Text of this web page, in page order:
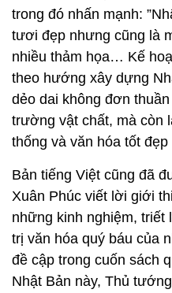
trong đó nhấn mạnh:
tươi đẹp nhưng cũng là
nhiều thảm họa… Kế
theo hướng xây dựng
dẻo dai không đơn
trường vật chất, mà còn
thống và văn hóa tốt đẹp
Bản tiếng Việt cũng đã
Xuân Phúc viết lời giới
những kinh nghiệm, triết
trị văn hóa quý báu của
đề cập trong cuốn sách
Nhật Bản này, Thủ